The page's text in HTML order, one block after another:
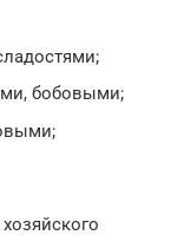
бобовыми;